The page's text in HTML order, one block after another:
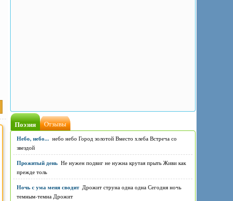
Поэзия Отзывы
Небо, небо... небо небо Город золотой Вместо хлеба Встреча со
звездой
Прожитый день Не нужен подвиг не нужна крутая прыть Живи как
прежде толь
Ночь с ума меня сводит Дрожит струна одна одна Сегодня ночь
темным-темна Дрожит